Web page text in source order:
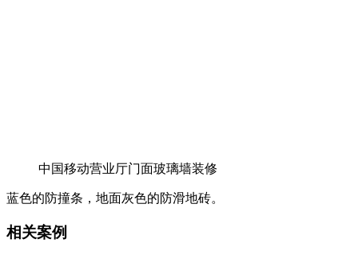
中国移动营业厅门面玻璃墙装修
蓝色的防撞条，地面灰色的防滑地砖。
相关案例